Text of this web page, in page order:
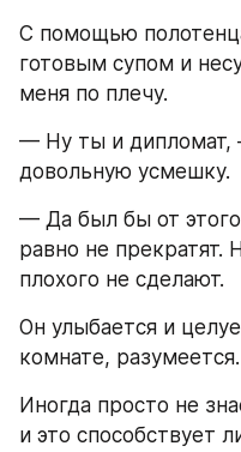
С помощью
готовым супом и
меня по плечу.
— Ну ты и дипломат,
довольную усмешку.
— Да был бы от
равно не прекратят.
плохого не сделают.
Он улыбается и
комнате, разумеется.
Иногда просто не
и это способствует